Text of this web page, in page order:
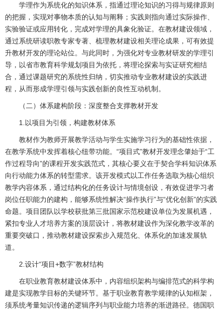
学理作为系统化的知识体系，指通过理论知识的习得与规律原则
的把握，实现对事物本质的认知与阐释；实践则指向通过实际操作、
实验验证或应用转化，完成对学理的具象化验证。在教材建设领域，
通过系统研读职教专家专著、梳理教材建设相关理论成果，可有效提
升教材开发的理论站位。与此同时，为强化对专业教材研发的学理引
导，以省市教育科学规划项目为依托，将理论探索与实证研究相结
合，通过课题研究的系统性归纳，切实推动专业教材建设的实践进
程，从而形成学理引领与实践创新的良性互动机制。
（二）体系建构阶段：深度整合支撑教材开发
1.以项目为引领，构建教材体系
教材作为教师开展教学活动与学生实施学习行为的基础性依据，
在教学系统中发挥着核心纽带功能。“项目式”教材开发理念肇始于“工
作过程导向”的课程开发实践范式，其核心要义在于契合学科知识体系
向行动能力体系的转型需求。该开发模式以工作任务选取为核心组织
教学内容体系，通过结构化的任务设计与情境创设，有效促进学习者
岗位任职能力的建构，能够系统性解决“操作执行”与“优化创新”的实践
命题。项目团队以学校获批第三批国家示范校建设单位为发展机遇，
紧扣专业人才培养方案的顶层设计，将教材建设作为深化教学改革的
重要突破口，推动教材建设探索步入规范化、体系化的加速发展轨
道。
2.设计“项目+数字”教材结构
在职业教育教材建设体系中，内容组织架构与编排范式的科学构
建是实现教学目标的关键环节。基于职业教育教学规律的认知框架，
须系统考量知识传递的逻辑序列与职业能力培养的渐进路径。德国职